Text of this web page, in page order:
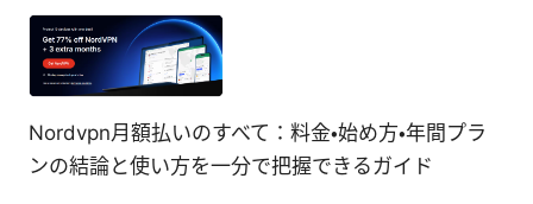
Nordvpn月額払いのすべて：料金・始め方・年間プラ
ンの結論と使い方を一分で把握できるガイド